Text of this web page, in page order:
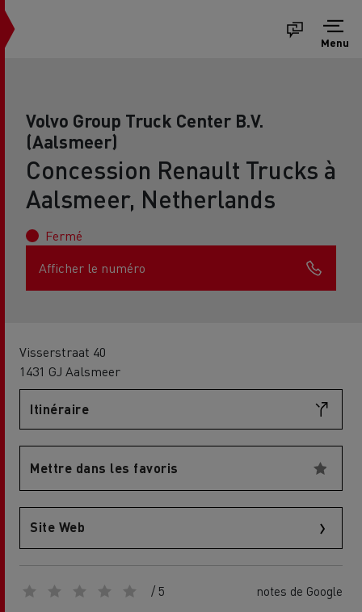
Menu
Volvo Group Truck Center B.V.
(Aalsmeer)
Concession Renault Trucks à
Aalsmeer, Netherlands
Fermé
Afficher le numéro
Visserstraat 40
1431 GJ Aalsmeer
Itinéraire
Mettre dans les favoris
Site Web
/ 5 notes de Google